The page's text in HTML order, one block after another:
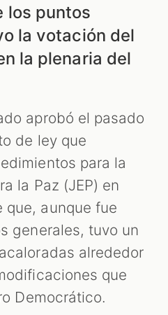
los puntos
la votación del
la plenaria del
aprobó el pasado
de ley que
para la
la Paz (JEP) en
que, aunque fue
generales, tuvo un
alrededor
que
Democrático.